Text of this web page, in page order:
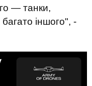
— танки,
багато іншого", -